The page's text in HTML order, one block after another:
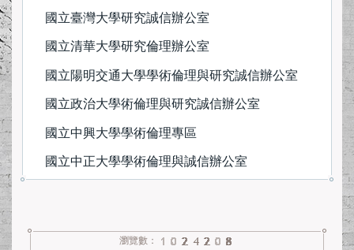
常見問答(FAQ)
相關新聞
國立臺灣大學研究誠信辦公室
國立清華大學研究倫理辦公室
國立陽明交通大學學術倫理與研究誠信辦公室
國立政治大學術倫理與研究誠信辦公室
國立中興大學學術倫理專區
國立中正大學學術倫理與誠信辦公室
瀏覽數：